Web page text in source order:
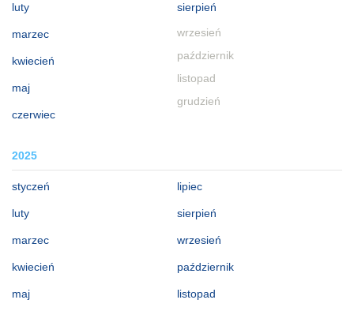
luty
marzec
kwiecień
maj
czerwiec
sierpień
wrzesień
październik
listopad
grudzień
2025
styczeń
luty
marzec
kwiecień
maj
lipiec
sierpień
wrzesień
październik
listopad